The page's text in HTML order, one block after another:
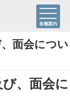
各種案内
面会につい
、面会に